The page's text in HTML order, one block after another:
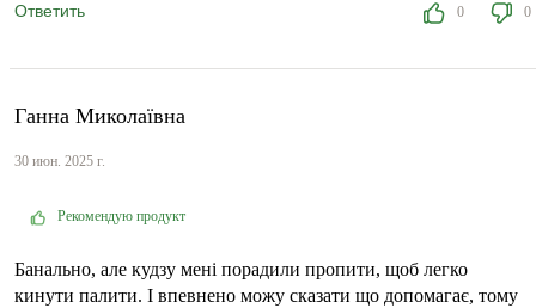
Ответить 0 0
Ганна Миколаївна
30 июн. 2025 г.
Рекомендую продукт
Банально, але кудзу мені порадили пропити, щоб легко
кинути палити. І впевнено можу сказати що допомагає, тому